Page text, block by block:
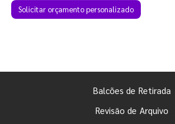
Solicitar orçamento personalizado
Balcões de Retirada
Revisão de Arquivo